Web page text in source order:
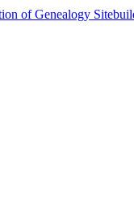
of Genealogy